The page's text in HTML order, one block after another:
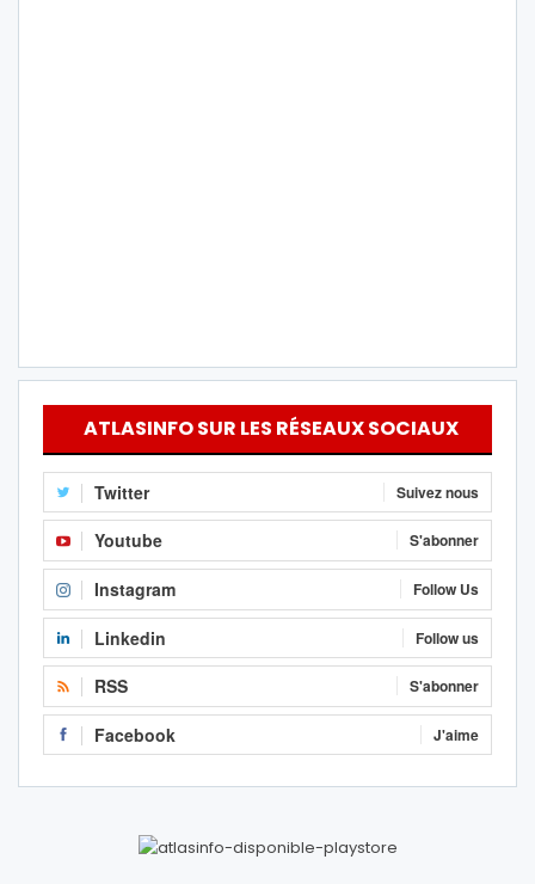
ATLASINFO SUR LES RÉSEAUX SOCIAUX
Twitter Suivez nous
Youtube S'abonner
Instagram Follow Us
Linkedin Follow us
RSS S'abonner
Facebook J'aime